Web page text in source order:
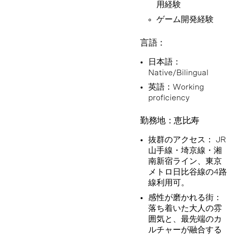
用経験
ゲーム開発経験
言語：
日本語：
Native/Bilingual
英語：Working
proficiency
勤務地：恵比寿
抜群のアクセス： JR
山手線・埼京線・湘
南新宿ライン、東京
メトロ日比谷線の4路
線利用可。
感性が磨かれる街：
落ち着いた大人の雰
囲気と、最先端のカ
ルチャーが融合する